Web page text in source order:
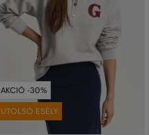
AKCIÓ -30%
UTOLSÓ ESÉLY